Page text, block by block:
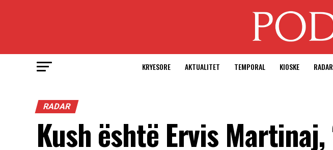
KRYESORE AKTUALITET TEMPORAL KIOSKE RADAR
RADAR
Kush është Ervis Martinaj,